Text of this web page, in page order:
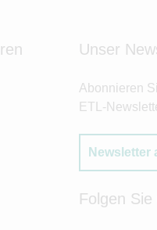
Unser
Abonnieren
ETL-
Newsletter
Folgen Sie